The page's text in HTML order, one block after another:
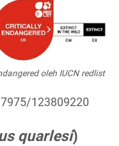
oleh IUCN redlist
123809220
quarlesi)